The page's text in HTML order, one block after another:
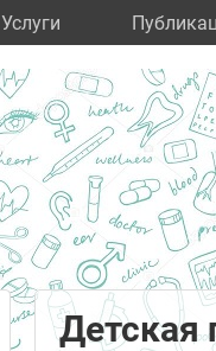
Услуги
Детская